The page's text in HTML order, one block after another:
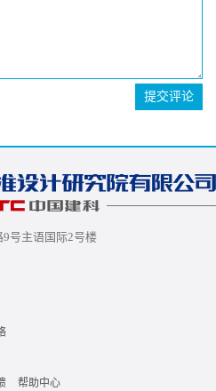
提交评论
号主语国际2号楼
帮助中心